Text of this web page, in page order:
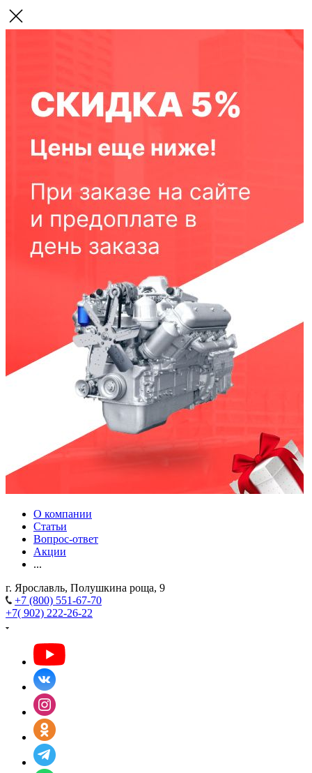
О компании
Статьи
Вопрос-ответ
Акции
...
г. Ярославль, Полушкина роща, 9
+7 (800) 551-67-70
+7( 902) 222-26-22